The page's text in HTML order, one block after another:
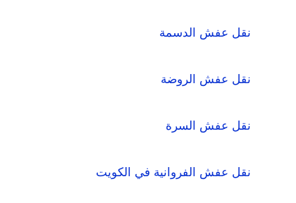
نقل عفش الدسمة
نقل عفش الروضة
نقل عفش السرة
نقل عفش الفروانية في الكويت